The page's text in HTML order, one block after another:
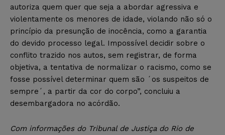
autoriza quem quer que seja a abordar agressiva e
violentamente os menores de idade, violando não só o
princípio da presunção de inocência, como a garantia
do devido processo legal. Impossível decidir sobre o
conflito trazido nos autos, sem registrar, de forma
objetiva, a tentativa de normalizar o racismo, como se
fosse possível determinar quem são ´os suspeitos de
sempre´, a partir da cor do corpo”, concluiu a
desembargadora no acórdão.
Com informações do Tribunal de Justiça do Rio de